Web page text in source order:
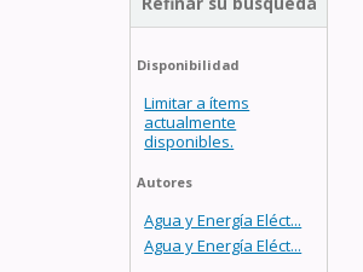
Disponibilidad
Limitar a ítems
actualmente
disponibles.
Autores
Agua y Energía Eléct...
Agua y Energía Eléct...